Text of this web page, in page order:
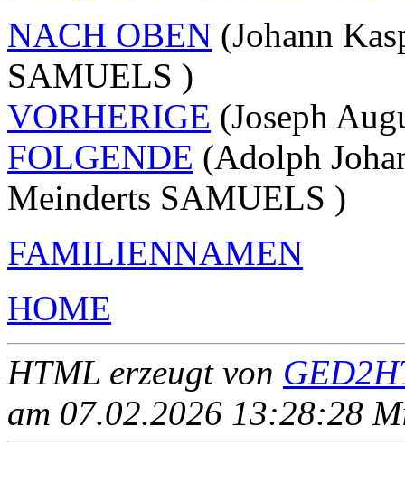
NACH OBEN (Johann
SAMUELS )
VORHERIGE (Joseph
FOLGENDE (Adolph
Meinderts SAMUELS )
FAMILIENNAMEN
HOME
HTML erzeugt von
am 07.02.2026 13:28:28